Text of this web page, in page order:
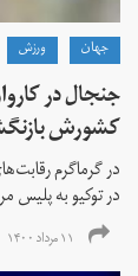
جهان ورزش
جنجال در
کشورش
در گرماگرم
در توکیو به پلیس
۱۱ مرداد ۱۴۰۰